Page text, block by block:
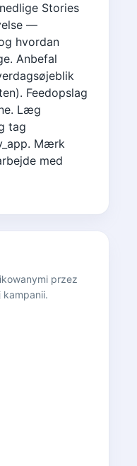
Stories
—
hvordan
Anbefal
Feedopslag
Læg
tag
Mærk
med
przez